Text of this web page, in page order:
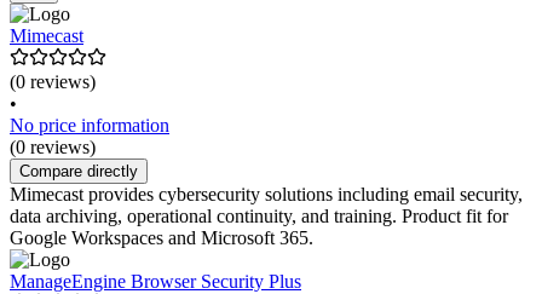
Mimecast
(0 reviews)
•
No price information
(0 reviews)
Compare directly
Mimecast provides cybersecurity solutions including email security,
data archiving, operational continuity, and training. Product fit for
Google Workspaces and Microsoft 365.
ManageEngine Browser Security Plus